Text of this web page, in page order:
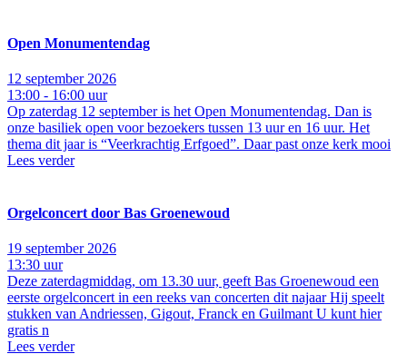
Open Monumentendag
12 september 2026
13:00 - 16:00 uur
Op zaterdag 12 september is het Open Monumentendag. Dan is
onze basiliek open voor bezoekers tussen 13 uur en 16 uur. Het
thema dit jaar is “Veerkrachtig Erfgoed”. Daar past onze kerk mooi
Lees verder
Orgelconcert door Bas Groenewoud
19 september 2026
13:30 uur
Deze zaterdagmiddag, om 13.30 uur, geeft Bas Groenewoud een
eerste orgelconcert in een reeks van concerten dit najaar Hij speelt
stukken van Andriessen, Gigout, Franck en Guilmant U kunt hier
gratis n
Lees verder